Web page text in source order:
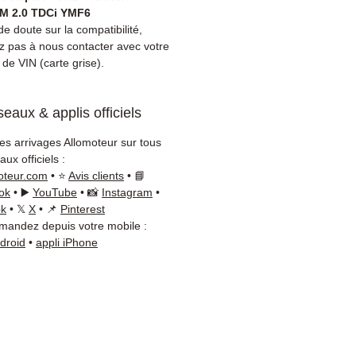
:Avant commande,
la référence de votre pièce
carte grise ou
par WhatsApp au
71 66 54pour toute
& garantie :Expédition en
ouvrés en France
livraison gratuite
sécurisée. Expédition
(Belgique, Suisse,
2.0 TDCi YMF6
doute sur la compatibilité,
pas à nous contacter avec votre
VIN (carte grise).
& applis officiels
arrivages Allomoteur sur tous
officiels :
• ⭐ Avis clients • 📘
• ▶️ YouTube • 📸 Instagram •
• 𝕏 X • 📌 Pinterest
depuis votre mobile :
• appli iPhone